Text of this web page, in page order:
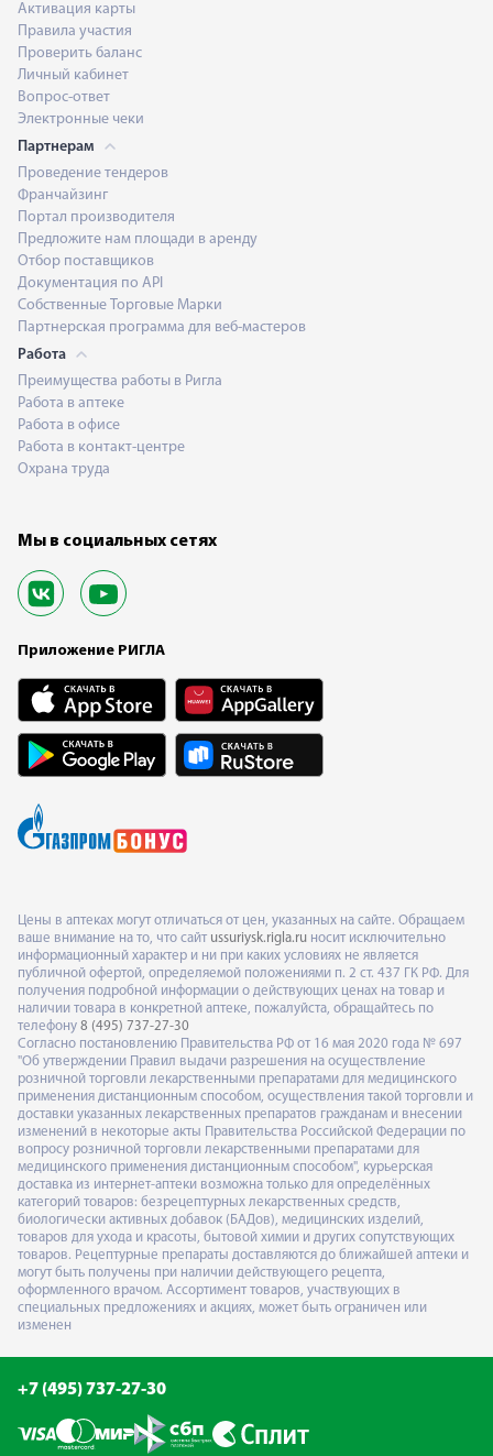
Активация карты
Правила участия
Проверить баланс
Личный кабинет
Вопрос-ответ
Электронные чеки
Партнерам
Проведение тендеров
Франчайзинг
Портал производителя
Предложите нам площади в аренду
Отбор поставщиков
Документация по API
Собственные Торговые Марки
Партнерская программа для веб-мастеров
Работа
Преимущества работы в Ригла
Работа в аптеке
Работа в офисе
Работа в контакт-центре
Охрана труда
Мы в социальных сетях
Приложение РИГЛА
Цены в аптеках могут отличаться от цен, указанных на сайте. Обращаем
ваше внимание на то, что сайт ussuriysk.rigla.ru носит исключительно
информационный характер и ни при каких условиях не является
публичной офертой, определяемой положениями п. 2 ст. 437 ГК РФ. Для
получения подробной информации о действующих ценах на товар и
наличии товара в конкретной аптеке, пожалуйста, обращайтесь по
телефону 8 (495) 737-27-30
Согласно постановлению Правительства РФ от 16 мая 2020 года № 697
"Об утверждении Правил выдачи разрешения на осуществление
розничной торговли лекарственными препаратами для медицинского
применения дистанционным способом, осуществления такой торговли и
доставки указанных лекарственных препаратов гражданам и внесении
изменений в некоторые акты Правительства Российской Федерации по
вопросу розничной торговли лекарственными препаратами для
медицинского применения дистанционным способом", курьерская
доставка из интернет-аптеки возможна только для определённых
категорий товаров: безрецептурных лекарственных средств,
биологически активных добавок (БАДов), медицинских изделий,
товаров для ухода и красоты, бытовой химии и других сопутствующих
товаров. Рецептурные препараты доставляются до ближайшей аптеки и
могут быть получены при наличии действующего рецепта,
оформленного врачом. Ассортимент товаров, участвующих в
специальных предложениях и акциях, может быть ограничен или
изменен
+7 (495) 737-27-30